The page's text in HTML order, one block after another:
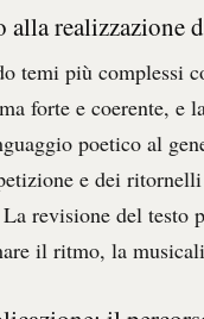
alla realizzazione
temi più complessi
forte e coerente, e
poetico al
e dei
revisione del testo
il ritmo, la